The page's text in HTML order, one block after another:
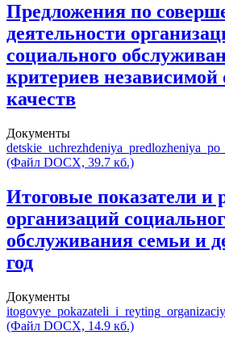
Предложения по
деятельности
социального
критериев независимой
качеств
Документы
(Файл DOCX, 39.7 кб.)
Итоговые показатели и
организаций
обслуживания семьи и
год
Документы
(Файл DOCX, 14.9 кб.)